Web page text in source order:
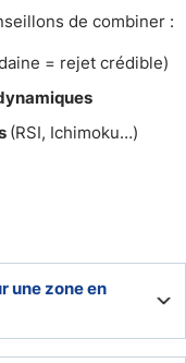
de combiner :
= rejet crédible)
(RSI, Ichimoku…)
une zone en